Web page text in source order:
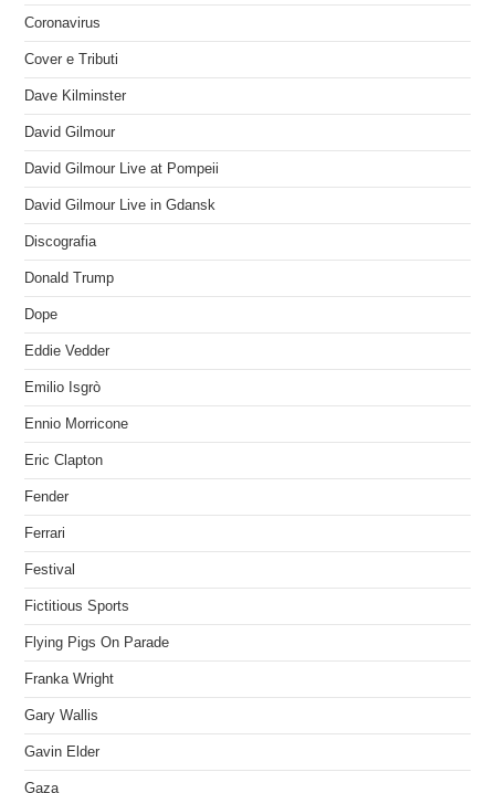
Coronavirus
Cover e Tributi
Dave Kilminster
David Gilmour
David Gilmour Live at Pompeii
David Gilmour Live in Gdansk
Discografia
Donald Trump
Dope
Eddie Vedder
Emilio Isgrò
Ennio Morricone
Eric Clapton
Fender
Ferrari
Festival
Fictitious Sports
Flying Pigs On Parade
Franka Wright
Gary Wallis
Gavin Elder
Gaza